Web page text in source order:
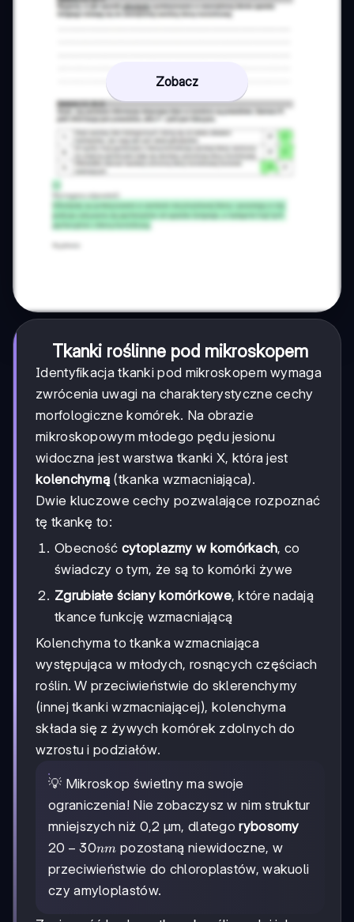
Zobacz
Tkanki roślinne pod mikroskopem
Identyfikacja tkanki pod mikroskopem wymaga
zwrócenia uwagi na charakterystyczne cechy
morfologiczne komórek. Na obrazie
mikroskopowym młodego pędu jesionu
widoczna jest warstwa tkanki X, która jest
kolenchymą(tkanka wzmacniająca).
Dwie kluczowe cechy pozwalające rozpoznać
tę tkankę to:
Obecność cytoplazmy w komórkach, co
świadczy o tym, że są to komórki żywe
Zgrubiałe ściany komórkowe, które nadają
tkance funkcję wzmacniającą
Kolenchyma to tkanka wzmacniająca
występująca w młodych, rosnących częściach
roślin. W przeciwieństwie do sklerenchymy
(innej tkanki wzmacniającej), kolenchyma
składa się z żywych komórek zdolnych do
wzrostu i podziałów.
💡 Mikroskop świetlny ma swoje
ograniczenia! Nie zobaczysz w nim struktur
mniejszych niż 0,2 μm, dlategorybosomy
20-
30
nm
20 − 30nm pozostaną niewidoczne, w
przeciwieństwie do chloroplastów, wakuoli
czy amyloplastów.